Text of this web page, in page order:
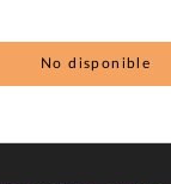
No disponible